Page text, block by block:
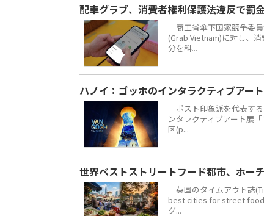
配車グラブ、消費者権利保護法違反で罰
商工省傘下国家競争委
(Grab Vietnam)に対し、
分を科...
ハノイ：ゴッホのインタラクティブアー
ポスト印象派を代表す
ンタラクティブアート展
区(p...
世界ベストストリートフード都市、ホ
英国のタイムアウト誌
best cities for street food
グ...